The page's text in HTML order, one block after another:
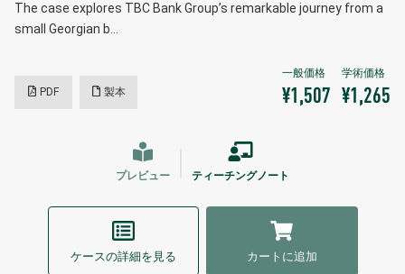
The case explores TBC Bank Group’s remarkable journey from a
small Georgian b…
PDF 製本 ¥1,507 ¥1,265
プレビュー ティーチングノート
ケースの詳細を見る カートに追加